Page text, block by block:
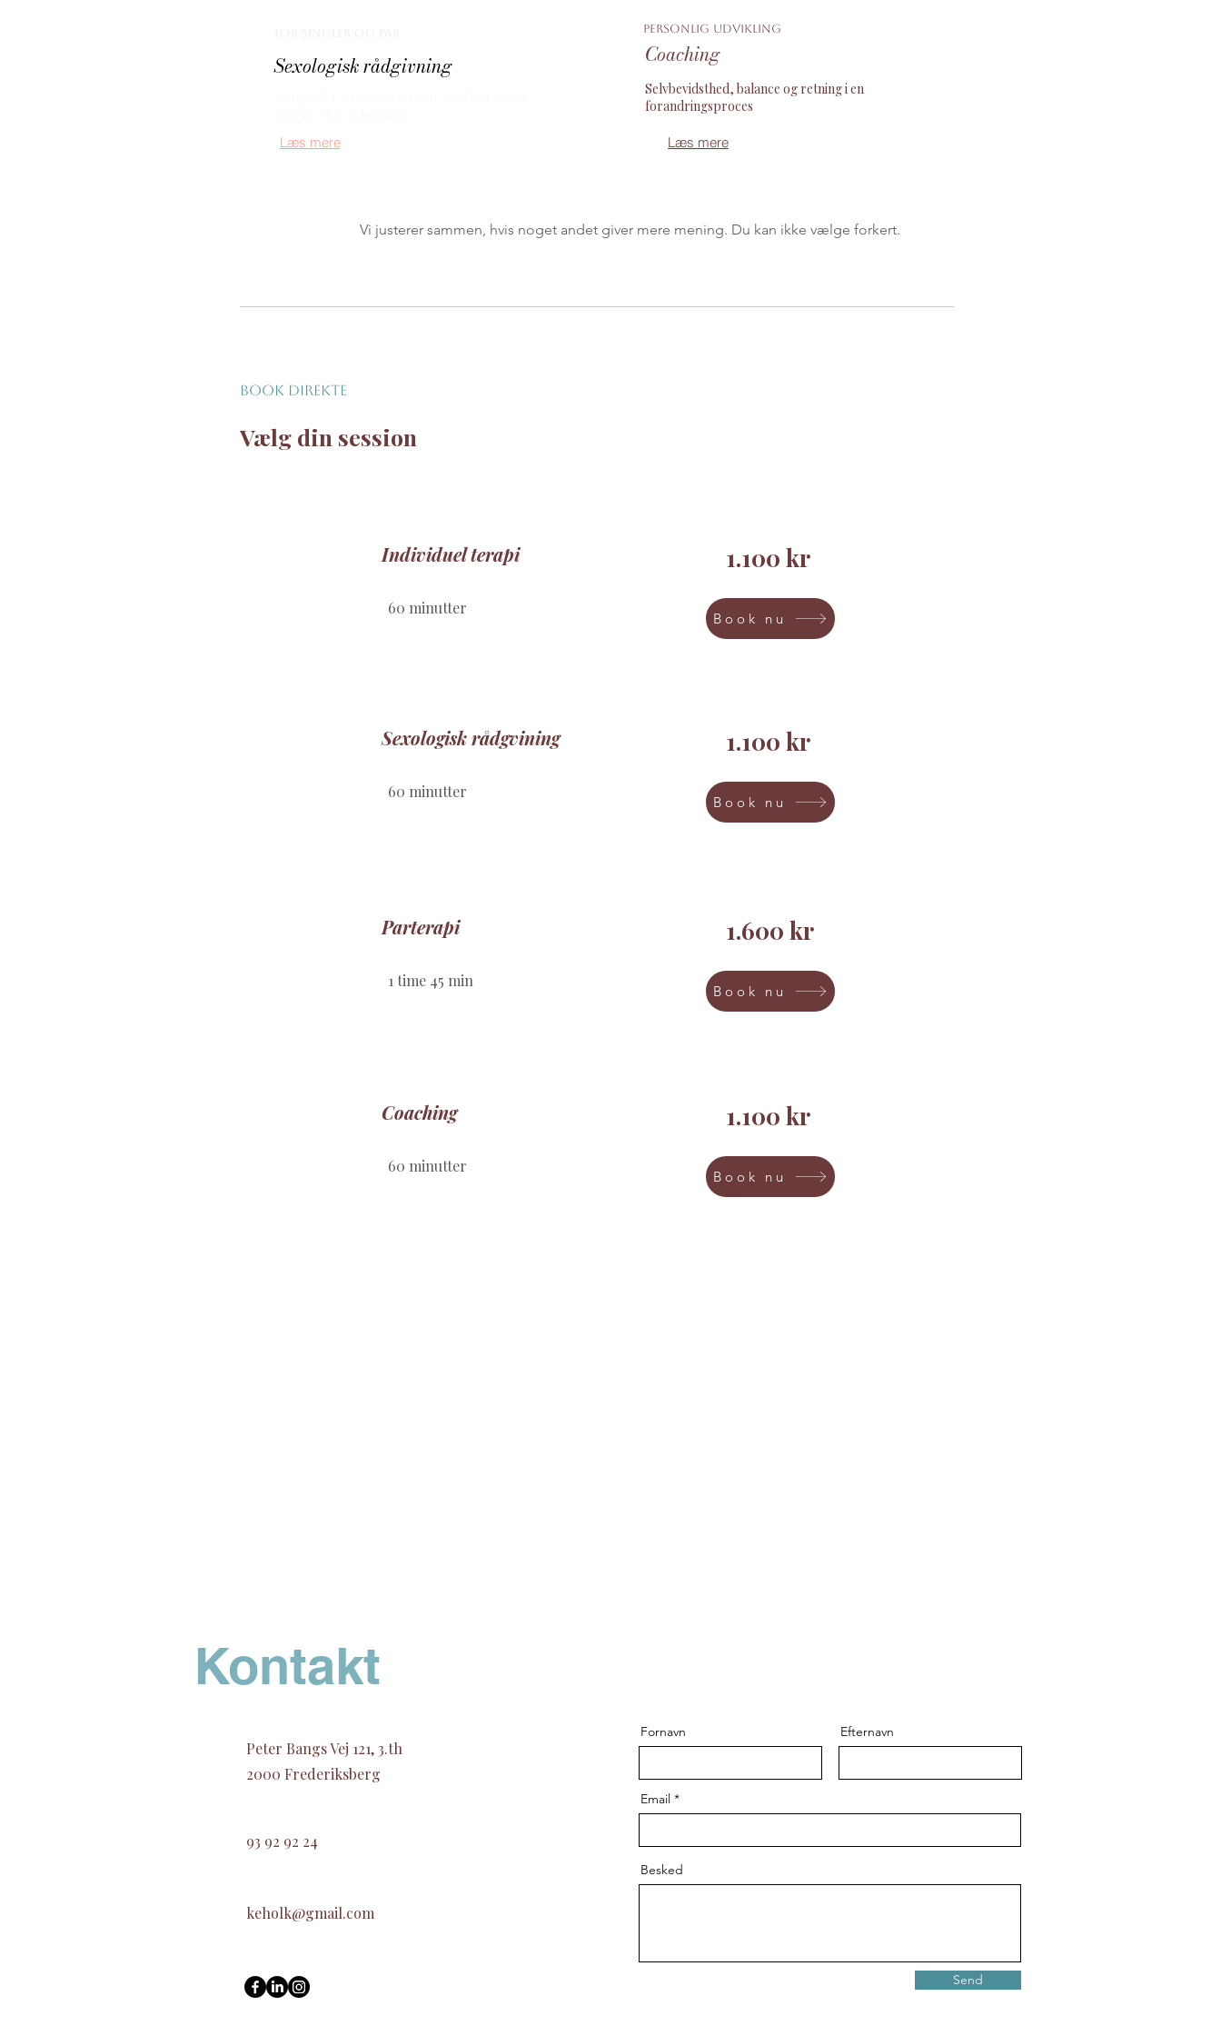
for singler og par
Sexologisk rådgivning
Læs mere
Personlig udvikling
Coaching
Selvbevidsthed, balance og retning i en
forandringsproces
Læs mere
Vi justerer sammen, hvis noget andet giver mere mening. Du kan ikke vælge forkert.
Book direkte
Vælg din session
Individuel terapi
60 minutter
1.100 kr
Book nu
Sexologisk rådgvining
60 minutter
1.100 kr
Book nu
Parterapi
1 time 45 min
1.600 kr
Book nu
Coaching
60 minutter
1.100 kr
Book nu
Kontakt
Peter Bangs Vej 121, 3.th
2000 Frederiksberg
93 92 92 24
keholk@gmail.com
Fornavn Efternavn
Email
Besked
Send